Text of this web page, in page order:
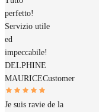
perfetto!
Servizio utile
ed
impeccabile!
DELPHINE
MAURICECustomer
Je suis ravie de la